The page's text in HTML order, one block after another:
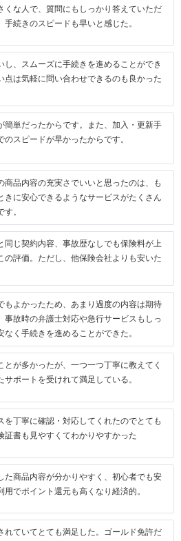
くな人で、質問にもしっかり答えていただ
手続きのスピードも早いと感じた。
し、スムーズに手続きを進めることができ
点は気軽に問い合わせできるのも良かった
簡単だったからです。また、加入・更新手
スピードが早かったからです。
商品内容の充実さでいいと思ったのは、も
きに安心できるようなサービスがたくさん
。
同じ契約内容、事故歴なしでも保険料が上
の評価。ただし、他保険会社よりも安いた
もよかったため、あまり過度の内容は期待
事故時の弁護士対応や急行サービスもしっ
なく手続きを進めることができた。
とが多かったが、一つ一つ丁寧に教えてく
サポートを受けれて満足している。
を丁寧に確認・対応してくれたのでとても
証書も見やすくてわかりやすかった
た商品内容が分かりやすく、初心者でも安
用でポイント還元も高くなり経済的。
れていてとても満足した。ゴールド免許だ